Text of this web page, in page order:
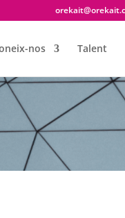
nos Talent